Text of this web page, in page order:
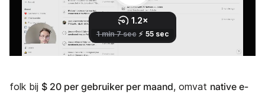
folk bij $ 20 per gebruiker per maand, omvat native e-